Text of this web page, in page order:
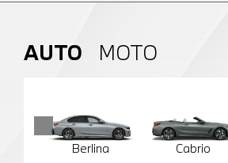
AUTO MOTO
Berlina Cabrio